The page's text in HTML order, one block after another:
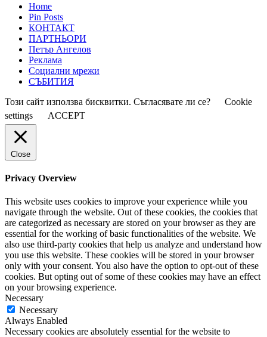
Home
Pin Posts
КОНТАКТ
ПАРТНЬОРИ
Петър Ангелов
Реклама
Социални мрежи
СЪБИТИЯ
Този сайт използва бисквитки. Съгласявате ли се?
Cookie
settings
ACCEPT
Close
Privacy Overview
This website uses cookies to improve your experience while you
navigate through the website. Out of these cookies, the cookies that
are categorized as necessary are stored on your browser as they are
essential for the working of basic functionalities of the website. We
also use third-party cookies that help us analyze and understand how
you use this website. These cookies will be stored in your browser
only with your consent. You also have the option to opt-out of these
cookies. But opting out of some of these cookies may have an effect
on your browsing experience.
Necessary
Necessary
Always Enabled
Necessary cookies are absolutely essential for the website to